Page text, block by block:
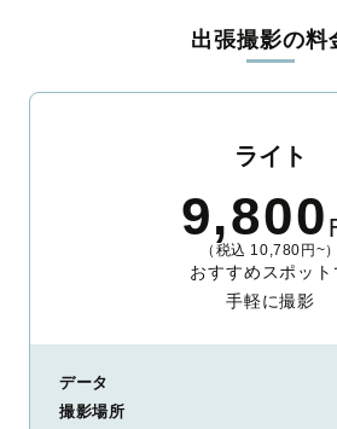
ィを身につけたプロのカメラマンが全国
ます。創業10年のノウハウを活かし、思
験をお届けします。
整。自然な雰囲気を残しつつも、おしゃ
に。きっと「こんな写真を撮ってほしか
出会えます。まずは、ラブグラフの撮影
出張撮影の料
ライト
9,800
（税込 10,780円~）
おすすめスポット
手軽に撮影
データ
撮影場所